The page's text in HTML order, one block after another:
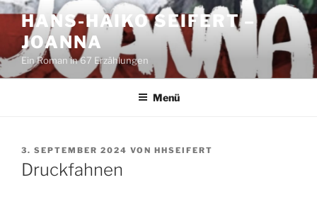
Zum
Inhalt
springen
HANS-HAIKO SEIFERT –
JOANNA
Ein Roman in 67 Erzählungen
Menü
VERÖFFENTLICHT
AM
3. SEPTEMBER 2024 VON HHSEIFERT
Druckfahnen